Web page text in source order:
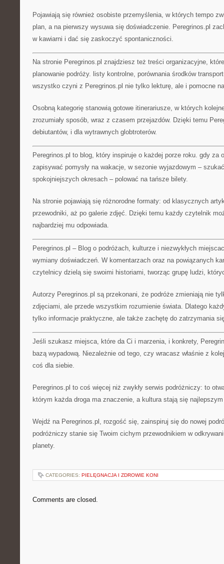
Pojawiają się również osobiste przemyślenia, w których tempo
plan, a na pierwszy wysuwa się doświadczenie. Peregrinos.pl
w kawiarni i dać się zaskoczyć spontaniczności.
Na stronie Peregrinos.pl znajdziesz też treści organizacyjne,
planowanie podróży. listy kontrolne, porównania środków
wszystko czyni z Peregrinos.pl nie tylko lekturę, ale i pomocne
Osobną kategorię stanowią gotowe itinerariusze, w których
zrozumiały sposób, wraz z czasem przejazdów. Dzięki temu
debiutantów, i dla wytrawnych globtroterów.
Peregrinos.pl to blog, który inspiruje o każdej porze roku. gdy za
zapisywać pomysły na wakacje, w sezonie wyjazdowym –
spokojniejszych okresach – polować na tańsze bilety.
Na stronie pojawiają się różnorodne formaty: od klasycznych
przewodniki, aż po galerie zdjęć. Dzięki temu każdy czytelnik
najbardziej mu odpowiada.
Peregrinos.pl – Blog o podróżach, kulturze i niezwykłych
wymiany doświadczeń. W komentarzach oraz na powiązanych
czytelnicy dzielą się swoimi historiami, tworząc grupę ludzi,
Autorzy Peregrinos.pl są przekonani, że podróże zmieniają nie
zdjęciami, ale przede wszystkim rozumienie świata. Dlatego
tylko informacje praktyczne, ale także zachętę do zatrzymania
Jeśli szukasz miejsca, które da Ci i marzenia, i konkrety,
bazą wypadową. Niezależnie od tego, czy wracasz właśnie z
coś dla siebie.
Peregrinos.pl to coś więcej niż zwykły serwis podróżniczy: to
którym każda droga ma znaczenie, a kultura stają się
Wejdź na Peregrinos.pl, rozgość się, zainspiruj się do nowej
podróżniczy stanie się Twoim cichym przewodnikiem w
planety.
CATEGORIES: PIELĘGNACJA I ZDROWIE KONI
Comments are closed.